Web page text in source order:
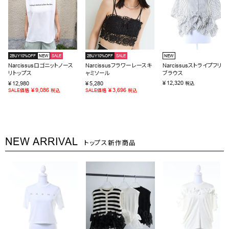
2BUY10%OFF NEW SALE
Narcissusロゴニットノース
リトップス
¥ 12,980
SALE価格 ¥9,086 税込
2BUY10%OFF SALE
Narcissusフラワーレースキ
ャミソール
¥5,280
SALE価格 ¥3,696 税込
NEW
Narcissusストライプフリル
ブラウス
¥ 12,320 税込
NEW ARRIVAL トップス新作商品